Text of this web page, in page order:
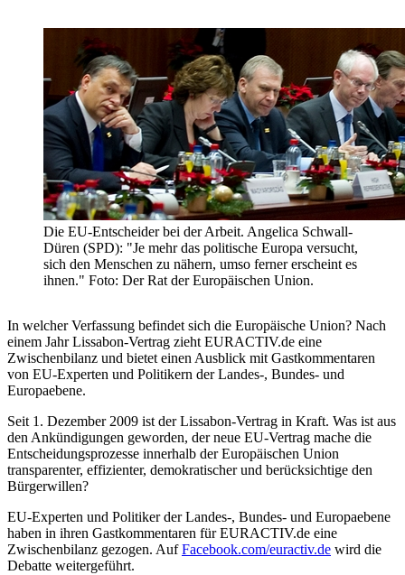
Die EU-Entscheider bei der Arbeit. Angelica Schwall-
Düren (SPD): "Je mehr das politische Europa versucht,
sich den Menschen zu nähern, umso ferner erscheint es
ihnen." Foto: Der Rat der Europäischen Union.
In welcher Verfassung befindet sich die Europäische Union? Nach
einem Jahr Lissabon-Vertrag zieht EURACTIV.de eine
Zwischenbilanz und bietet einen Ausblick mit Gastkommentaren
von EU-Experten und Politikern der Landes-, Bundes- und
Europaebene.
Seit 1. Dezember 2009 ist der Lissabon-Vertrag in Kraft. Was ist aus
den Ankündigungen geworden, der neue EU-Vertrag mache die
Entscheidungsprozesse innerhalb der Europäischen Union
transparenter, effizienter, demokratischer und berücksichtige den
Bürgerwillen?
EU-Experten und Politiker der Landes-, Bundes- und Europaebene
haben in ihren Gastkommentaren für EURACTIV.de eine
Zwischenbilanz gezogen. AufFacebook.com/euractiv.de wird die
Debatte weitergeführt.